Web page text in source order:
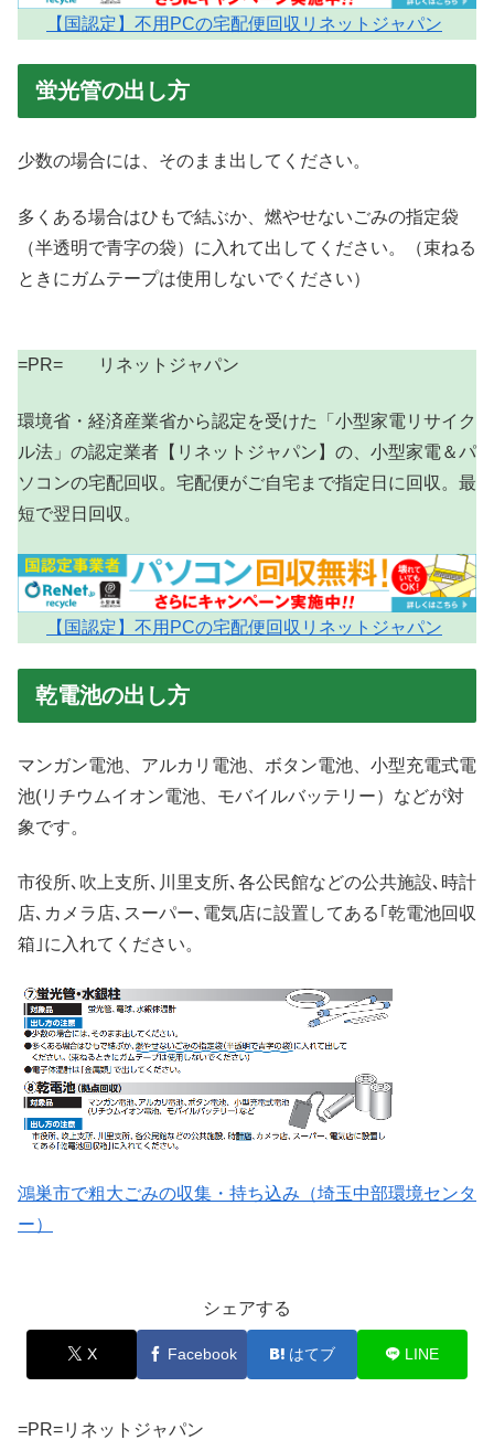
【国認定】不用PCの宅配便回収リネットジャパン
蛍光管の出し方
少数の場合には、そのまま出してください。
多くある場合はひもで結ぶか、燃やせないごみの指定袋
（半透明で青字の袋）に入れて出してください。（束ねる
ときにガムテープは使用しないでください）
=PR= リネットジャパン
環境省・経済産業省から認定を受けた「小型家電リサイク
ル法」の認定業者【リネットジャパン】の、小型家電＆パ
ソコンの宅配回収。宅配便がご自宅まで指定日に回収。最
短で翌日回収。
【国認定】不用PCの宅配便回収リネットジャパン
乾電池の出し方
マンガン電池、アルカリ電池、ボタン電池、小型充電式電
池(リチウムイオン電池、モバイルバッテリー）などが対
象です。
市役所､吹上支所､川里支所､各公民館などの公共施設､時計
店､カメラ店､スーパー､電気店に設置してある｢乾電池回収
箱｣に入れてください。
鴻巣市で粗大ごみの収集・持ち込み（埼玉中部環境センタ
ー）
シェアする
X Facebook はてブ LINE
=PR=リネットジャパン